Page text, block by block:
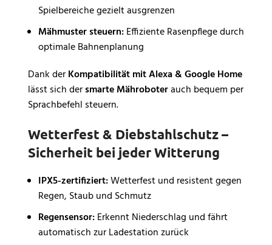
Spielbereiche gezielt ausgrenzen
Mähmuster steuern:Effiziente Rasenpflege durch
optimale Bahnenplanung
Dank derKompatibilität mit Alexa & Google Home
lässt sich dersmarte Mähroboterauch bequem per
Sprachbefehl steuern.
Wetterfest & Diebstahlschutz –
Sicherheit bei jeder Witterung
IPX5-zertifiziert:Wetterfest und resistent gegen
Regen, Staub und Schmutz
Regensensor:Erkennt Niederschlag und fährt
automatisch zur Ladestation zurück